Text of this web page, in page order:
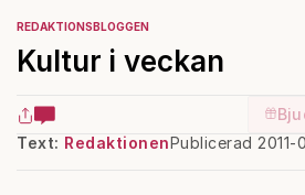
REDAKTIONSBLOGGEN
Kultur i veckan
Text: RedaktionenPublicerad 2011-